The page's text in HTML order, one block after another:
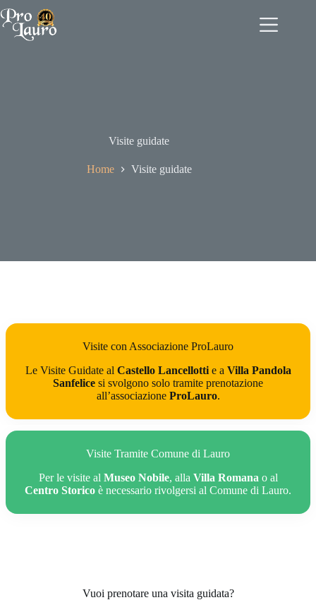
al
contenuto
Visite guidate
Home Visite guidate
Visite con Associazione ProLauro
Le Visite Guidate al Castello Lancellottie a Villa Pandola
Sanfelice si svolgono solo tramite prenotazione
all’associazioneProLauro.
Visite Tramite Comune di Lauro
Per le visite al Museo Nobile, alla Villa Romana o al
Centro Storico è necessario rivolgersi al Comune di Lauro.
Vuoi prenotare una visita guidata?